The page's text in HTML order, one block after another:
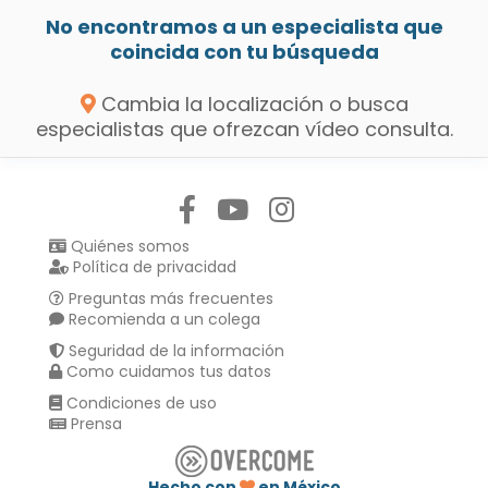
No encontramos a un especialista que
coincida con tu búsqueda
Cambia la localización o busca
especialistas que ofrezcan vídeo consulta.
Quiénes somos
Política de privacidad
Preguntas más frecuentes
Recomienda a un colega
Seguridad de la información
Como cuidamos tus datos
Condiciones de uso
Prensa